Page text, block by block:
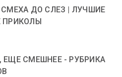
ДО СЛЕЗ | ЛУЧШИЕ
ПРИКОЛЫ
СМЕШНЕЕ - РУБРИКА